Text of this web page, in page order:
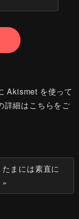
Akismet を使って
詳細はこちらをご
たまには素直に
»